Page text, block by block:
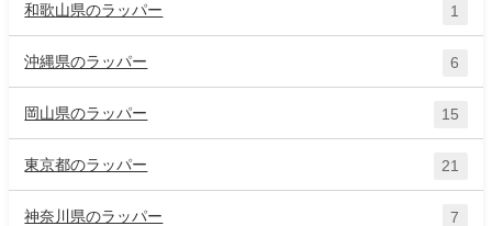
和歌山県のラッパー 1
沖縄県のラッパー 6
岡山県のラッパー 15
東京都のラッパー 21
神奈川県のラッパー 7